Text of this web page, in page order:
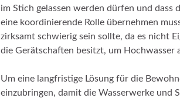
im Stich gelassen werden dürfen und dass
eine koordinierende Rolle übernehmen
zirksamt schwierig sein sollte, da es nicht
die Gerätschaften besitzt, um Hochwasser
Um eine langfristige Lösung für die
einzubringen, damit die Wasserwerke und